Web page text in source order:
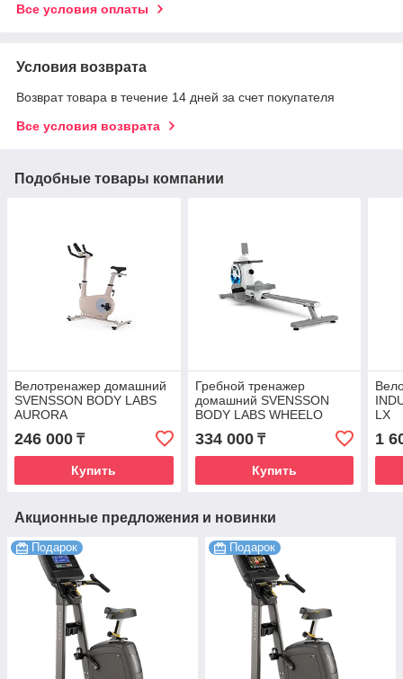
Все условия оплаты
Условия возврата
Возврат товара в течение 14 дней за счет покупателя
Все условия возврата
Подобные товары компании
Велотренажер домашний
SVENSSON BODY LABS
AURORA
246 000 ₸
Купить
Гребной тренажер
домашний SVENSSON
BODY LABS WHEELO
334 000₸
Купить
LX
1
Акционные предложения и новинки
Подарок Подарок